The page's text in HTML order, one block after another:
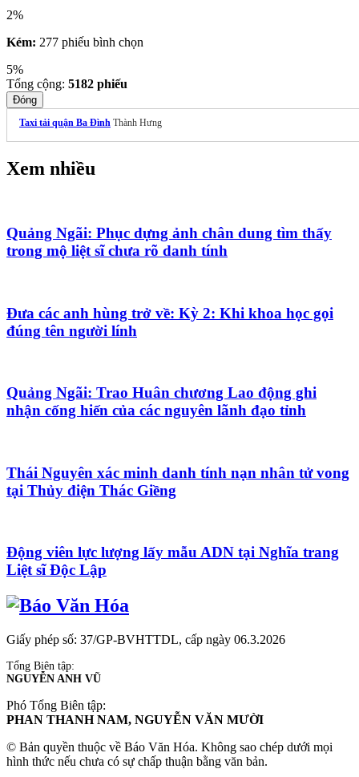
2%
Kém: 277 phiếu bình chọn
5%
Tổng cộng: 5182 phiếu
Đóng
Taxi tải quận Ba Đình Thành Hưng
Xem nhiều
Quảng Ngãi: Phục dựng ảnh chân dung tìm thấy
trong mộ liệt sĩ chưa rõ danh tính
Đưa các anh hùng trở về: Kỳ 2: Khi khoa học gọi
đúng tên người lính
Quảng Ngãi: Trao Huân chương Lao động ghi
nhận cống hiến của các nguyên lãnh đạo tỉnh
Thái Nguyên xác minh danh tính nạn nhân tử vong
tại Thủy điện Thác Giềng
Động viên lực lượng lấy mẫu ADN tại Nghĩa trang
Liệt sĩ Độc Lập
Giấy phép số: 37/GP-BVHTTDL, cấp ngày 06.3.2026
Tổng Biên tập:
NGUYỄN ANH VŨ
Phó Tổng Biên tập:
PHAN THANH NAM, NGUYỄN VĂN MƯỜI
© Bản quyền thuộc về Báo Văn Hóa. Không sao chép dưới mọi
hình thức nếu chưa có sự chấp thuận bằng văn bản.